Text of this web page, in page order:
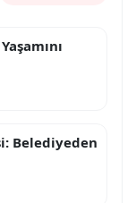
Belediyeden